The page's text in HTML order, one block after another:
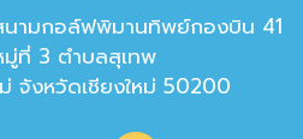
นามกอล์ฟพิมานทิพย์กองบิน 41
มู่ที่ 3 ตำบลสุเทพ
จังหวัดเชียงใหม่ 50200